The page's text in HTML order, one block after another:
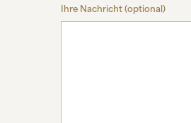
Ihre Nachricht (optional)